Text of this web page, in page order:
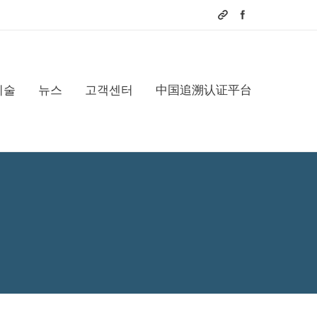
술 뉴스 고객센터 中国追溯认证平台